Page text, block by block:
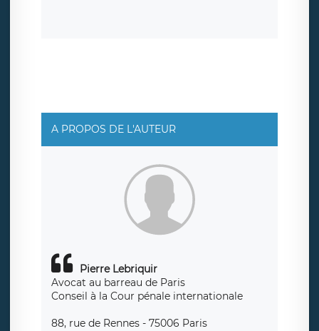
rue Léopold Sédar Senghor, joignable à l’adresse mail :
responsabledetraitement@legavox.fr. Vous avez
également le droit d’introduire une réclamation auprès
d’une autorité de contrôle.
A PROPOS DE L'AUTEUR
Pierre Lebriquir
Avocat au barreau de Paris
Conseil à la Cour pénale internationale
88, rue de Rennes - 75006 Paris